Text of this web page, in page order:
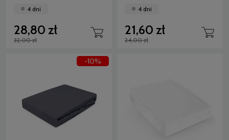
4 dni
28,80 zł
32,00 zł
4 dni
21,60 zł
24,00 zł
-10%